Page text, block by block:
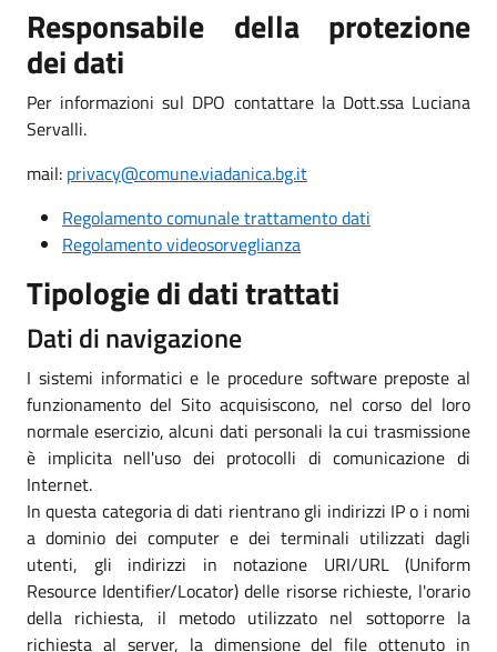
Responsabile della protezione
dei dati
Per informazioni sul DPO contattare la Dott.ssa Luciana
Servalli.
mail: privacy@comune.viadanica.bg.it
Regolamento comunale trattamento dati
Regolamento videosorveglianza
Tipologie di dati trattati
Dati di navigazione
I sistemi informatici e le procedure software preposte al
funzionamento del Sito acquisiscono, nel corso del loro
normale esercizio, alcuni dati personali la cui trasmissione
è implicita nell'uso dei protocolli di comunicazione di
Internet.
In questa categoria di dati rientrano gli indirizzi IP o i nomi
a dominio dei computer e dei terminali utilizzati dagli
utenti, gli indirizzi in notazione URI/URL (Uniform
Resource Identifier/Locator) delle risorse richieste, l'orario
della richiesta, il metodo utilizzato nel sottoporre la
richiesta al server, la dimensione del file ottenuto in